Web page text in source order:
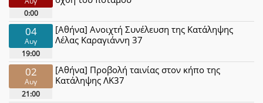
0:00
04
Αυγ
19:00
[Αθήνα] Ανοιχτή Συνέλευση της Κατάληψης
Λέλας Καραγιάννη 37
02
Αυγ
21:00
[Αθήνα] Προβολή ταινίας στον κήπο της
Κατάληψης ΛΚ37